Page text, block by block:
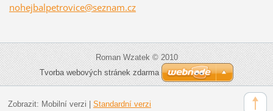
nohejbalpetrovice@seznam.cz
Roman Wzatek © 2010
Tvorba webových stránek zdarma
Zobrazit: Mobilní verzi Standardní verzi